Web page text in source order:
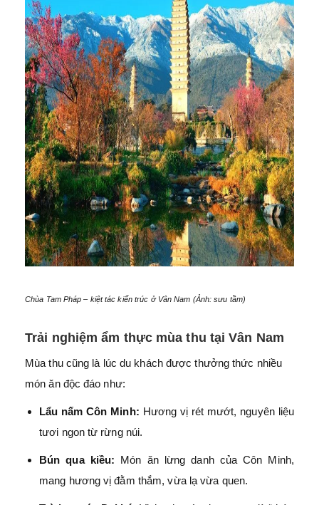
Chùa Tam Pháp – kiệt tác kiến trúc ở Vân Nam (Ảnh: sưu tầm)
Trải nghiệm ẩm thực mùa thu tại Vân Nam
Mùa thu cũng là lúc du khách được thưởng thức nhiều
món ăn độc đáo như:
Lẩu nấm Côn Minh: Hương vị rét mướt, nguyên liệu
tươi ngon từ rừng núi.
Bún qua kiều: Món ăn lừng danh của Côn Minh,
mang hương vị đằm thắm, vừa lạ vừa quen.